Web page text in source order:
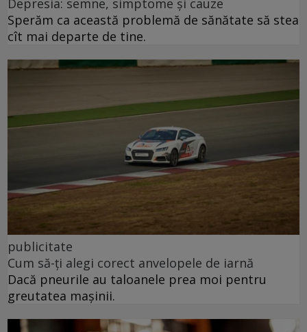
Depresia: semne, simptome și cauze
Sperăm ca această problemă de sănătate să stea
cît mai departe de tine.
publicitate
Cum să-ți alegi corect anvelopele de iarnă
Dacă pneurile au taloanele prea moi pentru
greutatea mașinii.